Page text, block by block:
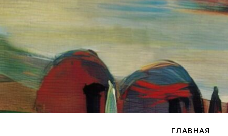
ГЛАВНАЯ